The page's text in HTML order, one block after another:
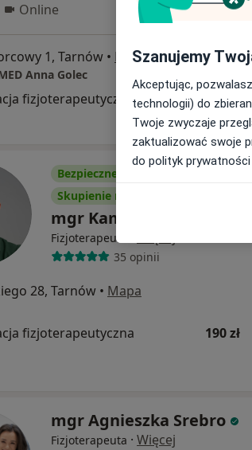
Online
1, Tarnów • Mapa
Anna Golec
fizjoterapeutyczna 220 zł
Bezpieczne płatności
Skupienie na pacjencie
mgr Kamil Burnagiel
Fizjoterapeuta
35 opinii
28, Tarnów • Mapa
fizjoterapeutyczna 190 zł
mgr Agnieszka Srebro
Fizjoterapeuta · Więcej
Szanujemy
Akceptując,
technologii) do
Twoje zwyczaje
zaktualizować swoje
do polityk